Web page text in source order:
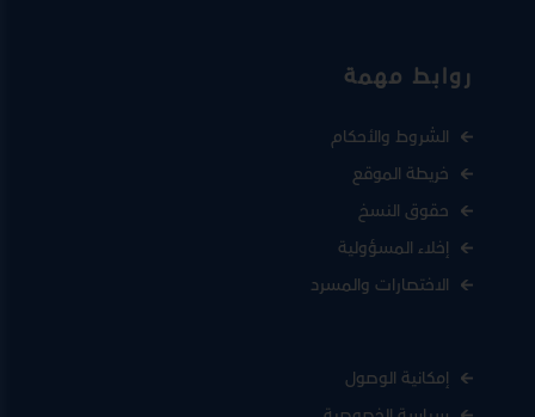
روابط مهمة
الشروط والأحكام
خريطة الموقع
حقوق النسخ
إخلاء المسؤولية
الاختصارات والمسرد
إمكانية الوصول